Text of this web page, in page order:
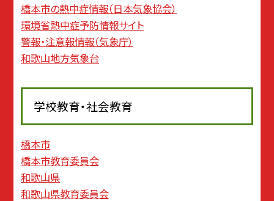
橋本市の熱中症情報（日本気象協会）
環境省熱中症予防情報サイト
警報・注意報情報（気象庁）
和歌山地方気象台
学校教育・社会教育
橋本市
橋本市教育委員会
和歌山県
和歌山県教育委員会